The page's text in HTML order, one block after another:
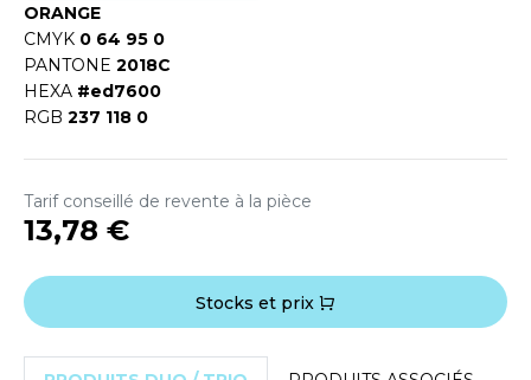
GEN
SEGURIDAD
DUICK
ORANGE
CMYK 0 64 95 0
PANTONE 2018C
HEXA #ed7600
RGB 237 118 0
Tarif conseillé de revente à la pièce
13,78 €
Stocks et prix